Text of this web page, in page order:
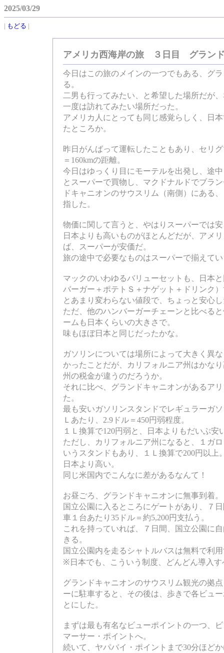
2025/03/29
| もどる |
アメリカ西海岸の旅 ３日目 グラン
今日はこの旅のメインの一つでもある、グ
る。
二男も行ってみたい、と希望した場所だが
一度は訪れてみたい場所だった。
アメリカ人にとっても同じ感覚らしく、日
たところか。
昨日がんばって運転したこともあり、セリ
＝160kmの距離。
今日はゆっくり目にモーテルを出発し、途
とスーパーで買物し、マクドナルドでブラ
ドキャニオンのサウスリム（南側）にある
指した。
物価に関して言うと、やはりスーパーでは
日本よりも高いものがほとんどだが、アメ
ば、スーパーが安価だ。
旅の途中で必要なものはスーパーで揃えて
マックのいわゆるバリューセットも、日本
バーガー＋ポテトＳ＋ナゲット＋ドリンク
とあまり変わらない値段で、ちょっと安心
ただ、他のハンバーガーチェーンと比べる
ームも日本くらいの大きさで。
味もほぼ日本と同じだったかな。
ガソリンについては場所によって大きく異
かったことだが、カリフォルニア州はかな
州の税金が違うのだろうか。
それに比べ、グランドキャニオンがあるア
た。
最も安いガソリンスタンドでレギュラーガ
Ｌあたり、2.9ドル＝450円弱程度。
１Ｌ換算で120円弱と、日本よりもだいぶ安
ただし、カリフォルニア州になると、１ガ
いうスタンドもあり、１Ｌ換算で200円以上
日本より高い。
同じ米国内でこんなに差があるなんて！
お昼ごろ、グランドキャニオンに無事到着。
国立公園に入るところにゲートがあり、７
車１台あたり35ドル＝約5,200円支払う。
これを持っていれば、７日間、国立公園に
きる。
国立公園内を走るシャトルバスは無料で利
※日本でも、こういう制度、どんどん導入す
グランドキャニオンのサウスリム観光の拠
ーに駐車すると、その後は、歩きで各ビュ
とにした。
まずは最も有名なビューポイントの一つ、
マーサー・ポイントへ。
続いて、ヤパバイ・ポイントまで30分ほど